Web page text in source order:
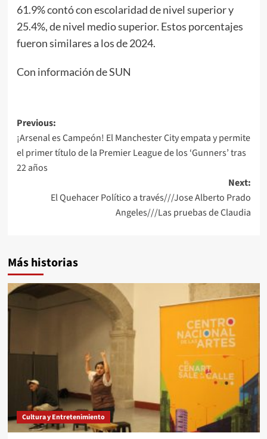
61.9% contó con escolaridad de nivel superior y
25.4%, de nivel medio superior. Estos porcentajes
fueron similares a los de 2024.
Con información de SUN
Post
navigation
Previous:
¡Arsenal es Campeón! El Manchester City empata y permite
el primer título de la Premier League de los ‘Gunners’ tras
22 años
Next:
El Quehacer Político a través///Jose Alberto Prado
Angeles///Las pruebas de Claudia
Más historias
Cultura y Entretenimiento